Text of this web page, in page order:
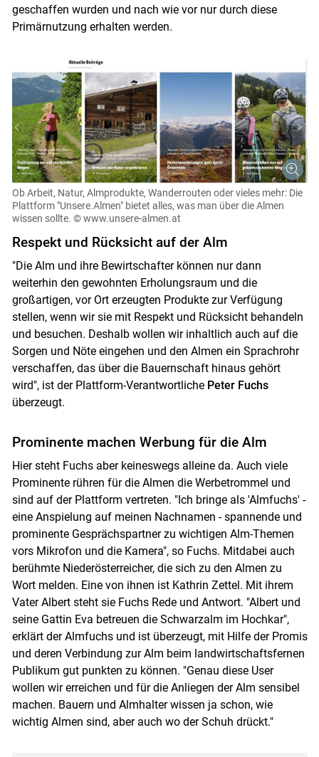
Skip to main content
geschaffen wurden und nach wie vor nur durch diese
Primärnutzung erhalten werden.
Ob Arbeit, Natur, Almprodukte, Wanderrouten oder vieles mehr: Die
Plattform "Unsere.Almen" bietet alles, was man über die Almen
wissen sollte. © www.unsere-almen.at
Respekt und Rücksicht auf der Alm
"Die Alm und ihre Bewirtschafter können nur dann
weiterhin den gewohnten Erholungsraum und die
großartigen, vor Ort erzeugten Produkte zur Verfügung
stellen, wenn wir sie mit Respekt und Rücksicht behandeln
und besuchen. Deshalb wollen wir inhaltlich auch auf die
Sorgen und Nöte eingehen und den Almen ein Sprachrohr
verschaffen, das über die Bauernschaft hinaus gehört
wird", ist der Plattform-Verantwortliche Peter Fuchs
überzeugt.
Prominente machen Werbung für die Alm
Hier steht Fuchs aber keineswegs alleine da. Auch viele
Prominente rühren für die Almen die Werbetrommel und
sind auf der Plattform vertreten. "Ich bringe als 'Almfuchs' -
eine Anspielung auf meinen Nachnamen - spannende und
prominente Gesprächspartner zu wichtigen Alm-Themen
vors Mikrofon und die Kamera", so Fuchs. Mitdabei auch
berühmte Niederösterreicher, die sich zu den Almen zu
Wort melden. Eine von ihnen ist Kathrin Zettel. Mit ihrem
Vater Albert steht sie Fuchs Rede und Antwort. "Albert und
seine Gattin Eva betreuen die Schwarzalm im Hochkar",
erklärt der Almfuchs und ist überzeugt, mit Hilfe der Promis
und deren Verbindung zur Alm beim landwirtschaftsfernen
Publikum gut punkten zu können. "Genau diese User
wollen wir erreichen und für die Anliegen der Alm sensibel
machen. Bauern und Almhalter wissen ja schon, wie
wichtig Almen sind, aber auch wo der Schuh drückt."